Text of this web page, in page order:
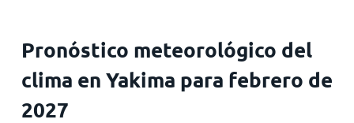
Pronóstico meteorológico del
clima en Yakima para febrero de
2027